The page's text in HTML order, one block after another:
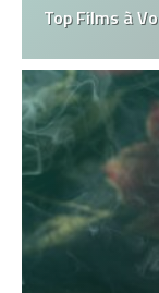
Top Films à